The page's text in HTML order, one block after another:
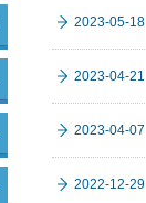
2023-05-18
2023-04-21
2023-04-07
2022-12-29